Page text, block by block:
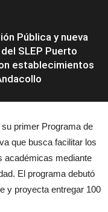
Pública y nueva
SLEP Puerto
establecimientos
primer Programa de
que busca facilitar los
académicas mediante
El programa debutó
y proyecta entregar 100